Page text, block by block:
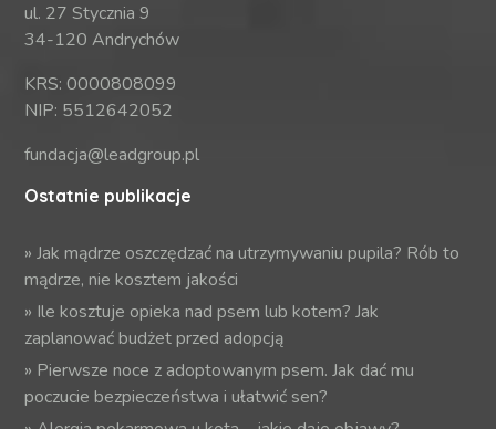
ul. 27 Stycznia 9
34-120 Andrychów
KRS: 0000808099
NIP: 5512642052
fundacja@leadgroup.pl
Ostatnie publikacje
»Jak mądrze oszczędzać na utrzymywaniu pupila? Rób to
mądrze, nie kosztem jakości
» Ile kosztuje opieka nad psem lub kotem? Jak
zaplanować budżet przed adopcją
» Pierwsze noce z adoptowanym psem. Jak dać mu
poczucie bezpieczeństwa i ułatwić sen?